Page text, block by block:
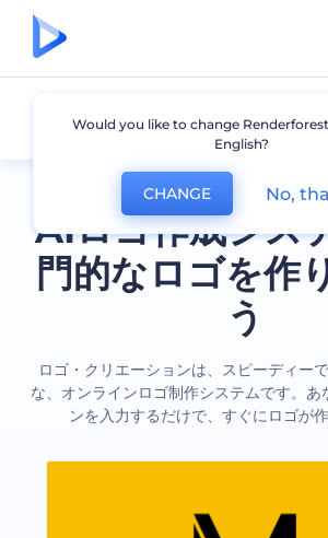
AIロゴ作成シス
門的なロゴを作
う
ロゴ・クリエーションは、スピーディー
な、オンラインロゴ制作システムです。あ
ンを入力するだけで、すぐにロゴが作
全てのロゴ
Would you like to change
English?
CHANGE No,